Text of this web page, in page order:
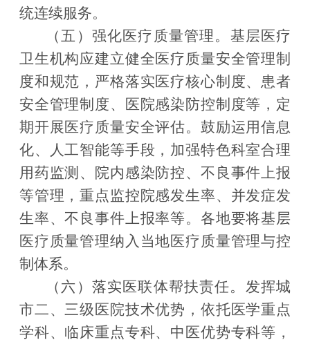
统连续服务。
（五）强化医疗质量管理。 基层医疗
卫生机构应建立健全医疗质量安全管理制
度和规范，严格落实医疗核心制度、患者
安全管理制度、医院感染防控制度等，定
期开展医疗质量安全评估。鼓励运用信息
化、人工智能等手段，加强特色科室合理
用药监测、院内感染防控、不良事件上报
等管理，重点监控院感发生率、并发症发
生率、不良事件上报率等。各地要将基层
医疗质量管理纳入当地医疗质量管理与控
制体系。
（六）落实医联体帮扶责任。 发挥城
市二、三级医院技术优势，依托医学重点
学科、临床重点专科、中医优势专科等，